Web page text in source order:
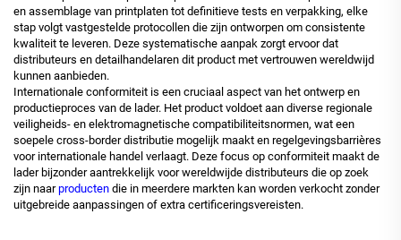
en assemblage van printplaten tot definitieve tests en verpakking, elke
stap volgt vastgestelde protocollen die zijn ontworpen om consistente
kwaliteit te leveren. Deze systematische aanpak zorgt ervoor dat
distributeurs en detailhandelaren dit product met vertrouwen wereldwijd
kunnen aanbieden.
Internationale conformiteit is een cruciaal aspect van het ontwerp en
productieproces van de lader. Het product voldoet aan diverse regionale
veiligheids- en elektromagnetische compatibiliteitsnormen, wat een
soepele cross-border distributie mogelijk maakt en regelgevingsbarrières
voor internationale handel verlaagt. Deze focus op conformiteit maakt de
lader bijzonder aantrekkelijk voor wereldwijde distributeurs die op zoek
zijn naarproducten die in meerdere markten kan worden verkocht zonder
uitgebreide aanpassingen of extra certificeringsvereisten.